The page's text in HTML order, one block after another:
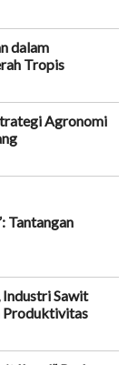
dalam
Tropis
Agronomi
Tantangan
Sawit
Produktivitas